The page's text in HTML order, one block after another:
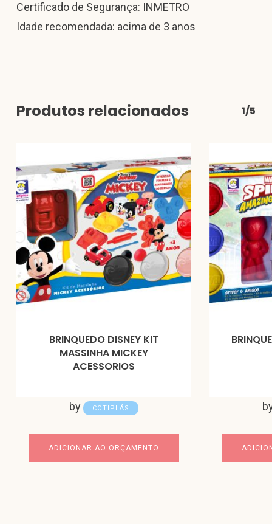
Certificado de Segurança: INMETRO
Idade recomendada: acima de 3 anos
Produtos relacionados 1/5
BRINQUEDO DISNEY KIT
MASSINHA MICKEY
ACESSORIOS
by COTIPLÁS
ADICIONAR AO ORÇAMENTO